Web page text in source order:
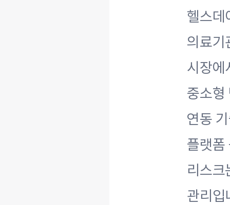
헬스데
의료기
시장에
중소형
연동
플랫폼
리스크
관리입